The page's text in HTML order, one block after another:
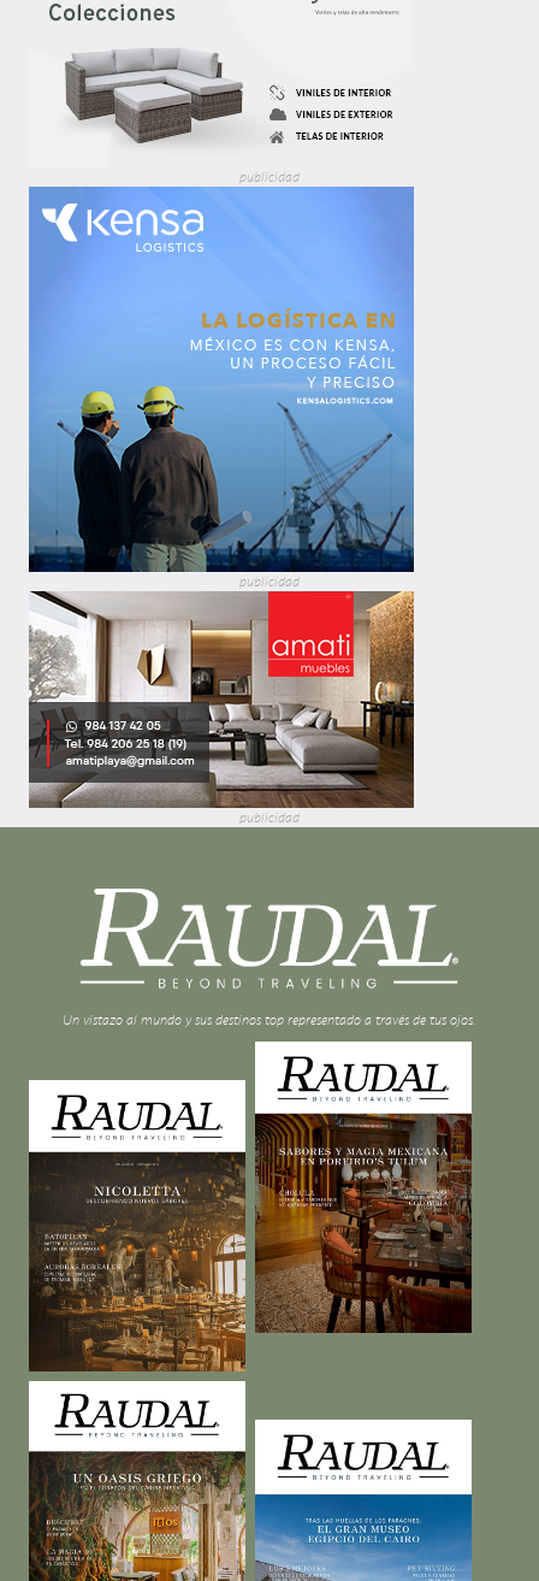
publicidad
publicidad
publicidad
Un vistazo al mundo y sus destinos top representado a través de tus ojos.